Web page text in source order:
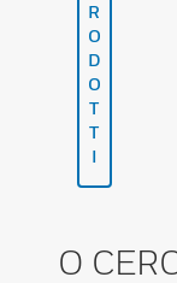
R
O
D
O
T
T
I
O